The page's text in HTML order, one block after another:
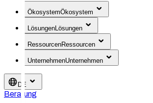
ÖkosystemÖkosystem
LösungenLösungen
RessourcenRessourcen
UnternehmenUnternehmen
DE
Beratung